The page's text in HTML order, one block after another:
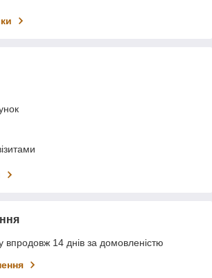
впродовж 14 днів за домовленістю